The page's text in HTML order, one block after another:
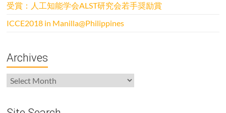
受賞：人工知能学会ALST研究会若手奨励賞
ICCE2018 in Manilla@Philippines
Archives
Archives